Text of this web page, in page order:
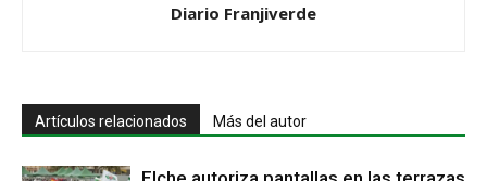
Diario Franjiverde
Artículos relacionados Más del autor